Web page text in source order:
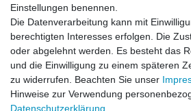
Einstellungen benennen.
Die Datenverarbeitung kann mit
berechtigten Interesses erfolgen. Die
oder abgelehnt werden. Es besteht das
und die Einwilligung zu einem späteren
zu widerrufen. Beachten Sie unser
Hinweise zur Verwendung
Daten­schutz­erklärung
Barrierefreiheitserklärung
Vertrag widerrufen
Einstellungen benennen.
Die Datenverarbeitung kann mit
berechtigten Interesses erfolgen. Die
oder abgelehnt werden. Es besteht das
und die Einwilligung zu einem späteren
zu widerrufen. Beachten Sie unser
Hinweise zur Verwendung
Daten­schutz­erklärung